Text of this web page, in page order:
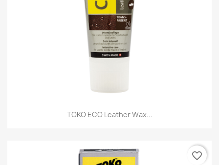
TOKO ECO Leather Wax...
favorite_border